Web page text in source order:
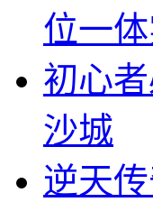
位一体
初心
沙城
逆天